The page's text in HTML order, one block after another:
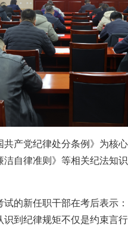
党纪律处分条例》为核
自律准则》等相关纪法知
新任职干部在考后表示
到纪律规矩不仅是约束言